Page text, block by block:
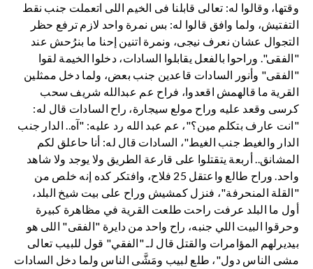
وقتها، وقالوا له: تعالى قابلنا فى الخيم اللى اتعملت جنب نقط
التفتيش، ولما وافق قالوا له: بس نمرة واحد لازم ترفع حظر
التجوال عشان نعرف نيجى، ونمرة اتنين إحنا ما بنرُحش عند
"الفقى". وراحوا بالفعل يقابلوا السادات، دخلوا الخيمة لقوا
"الفقى" وأنور السادات قاعدين جنب بعض، ولما دخل ممثلين
القرية ما قالهمش اقعدوا، فراح عم عبدالله شريف سحب
كرسى وقعد عليه وراح مولع سيجارة، راح السادات قال له:
"انت عارف بتكلم مين؟"، عم عبد الله رد عليه: "آه.. الدار جنب
الدار والغيط جنب الغيط"، السادات قال له: أنا حاعلق لكم
المشانق.. أربعة يتقتلوا على قارعة الطريق ولا يوجد ولا شاهد
واحد. وراح طالع واعتقل 25 فلاح، وافتكر كده إنه خلص من
"القلة المنحرفة"، فنزل كمشيش وراح على بيت شيخ البلد،
أول ما البلد عرفت راحت طلعت القرية في مظاهرة كبيرة
وحرقوا البيت اللي جنبه، راح واحد من دايرة "الفقى" اللى هو
بيديرلهم المؤامرات والقتل قال لـ "الفقي" قول للبيب تعالى
مشى الناس دول"، طلع لبيب ومَشَّى الناس ولما دخل السادات